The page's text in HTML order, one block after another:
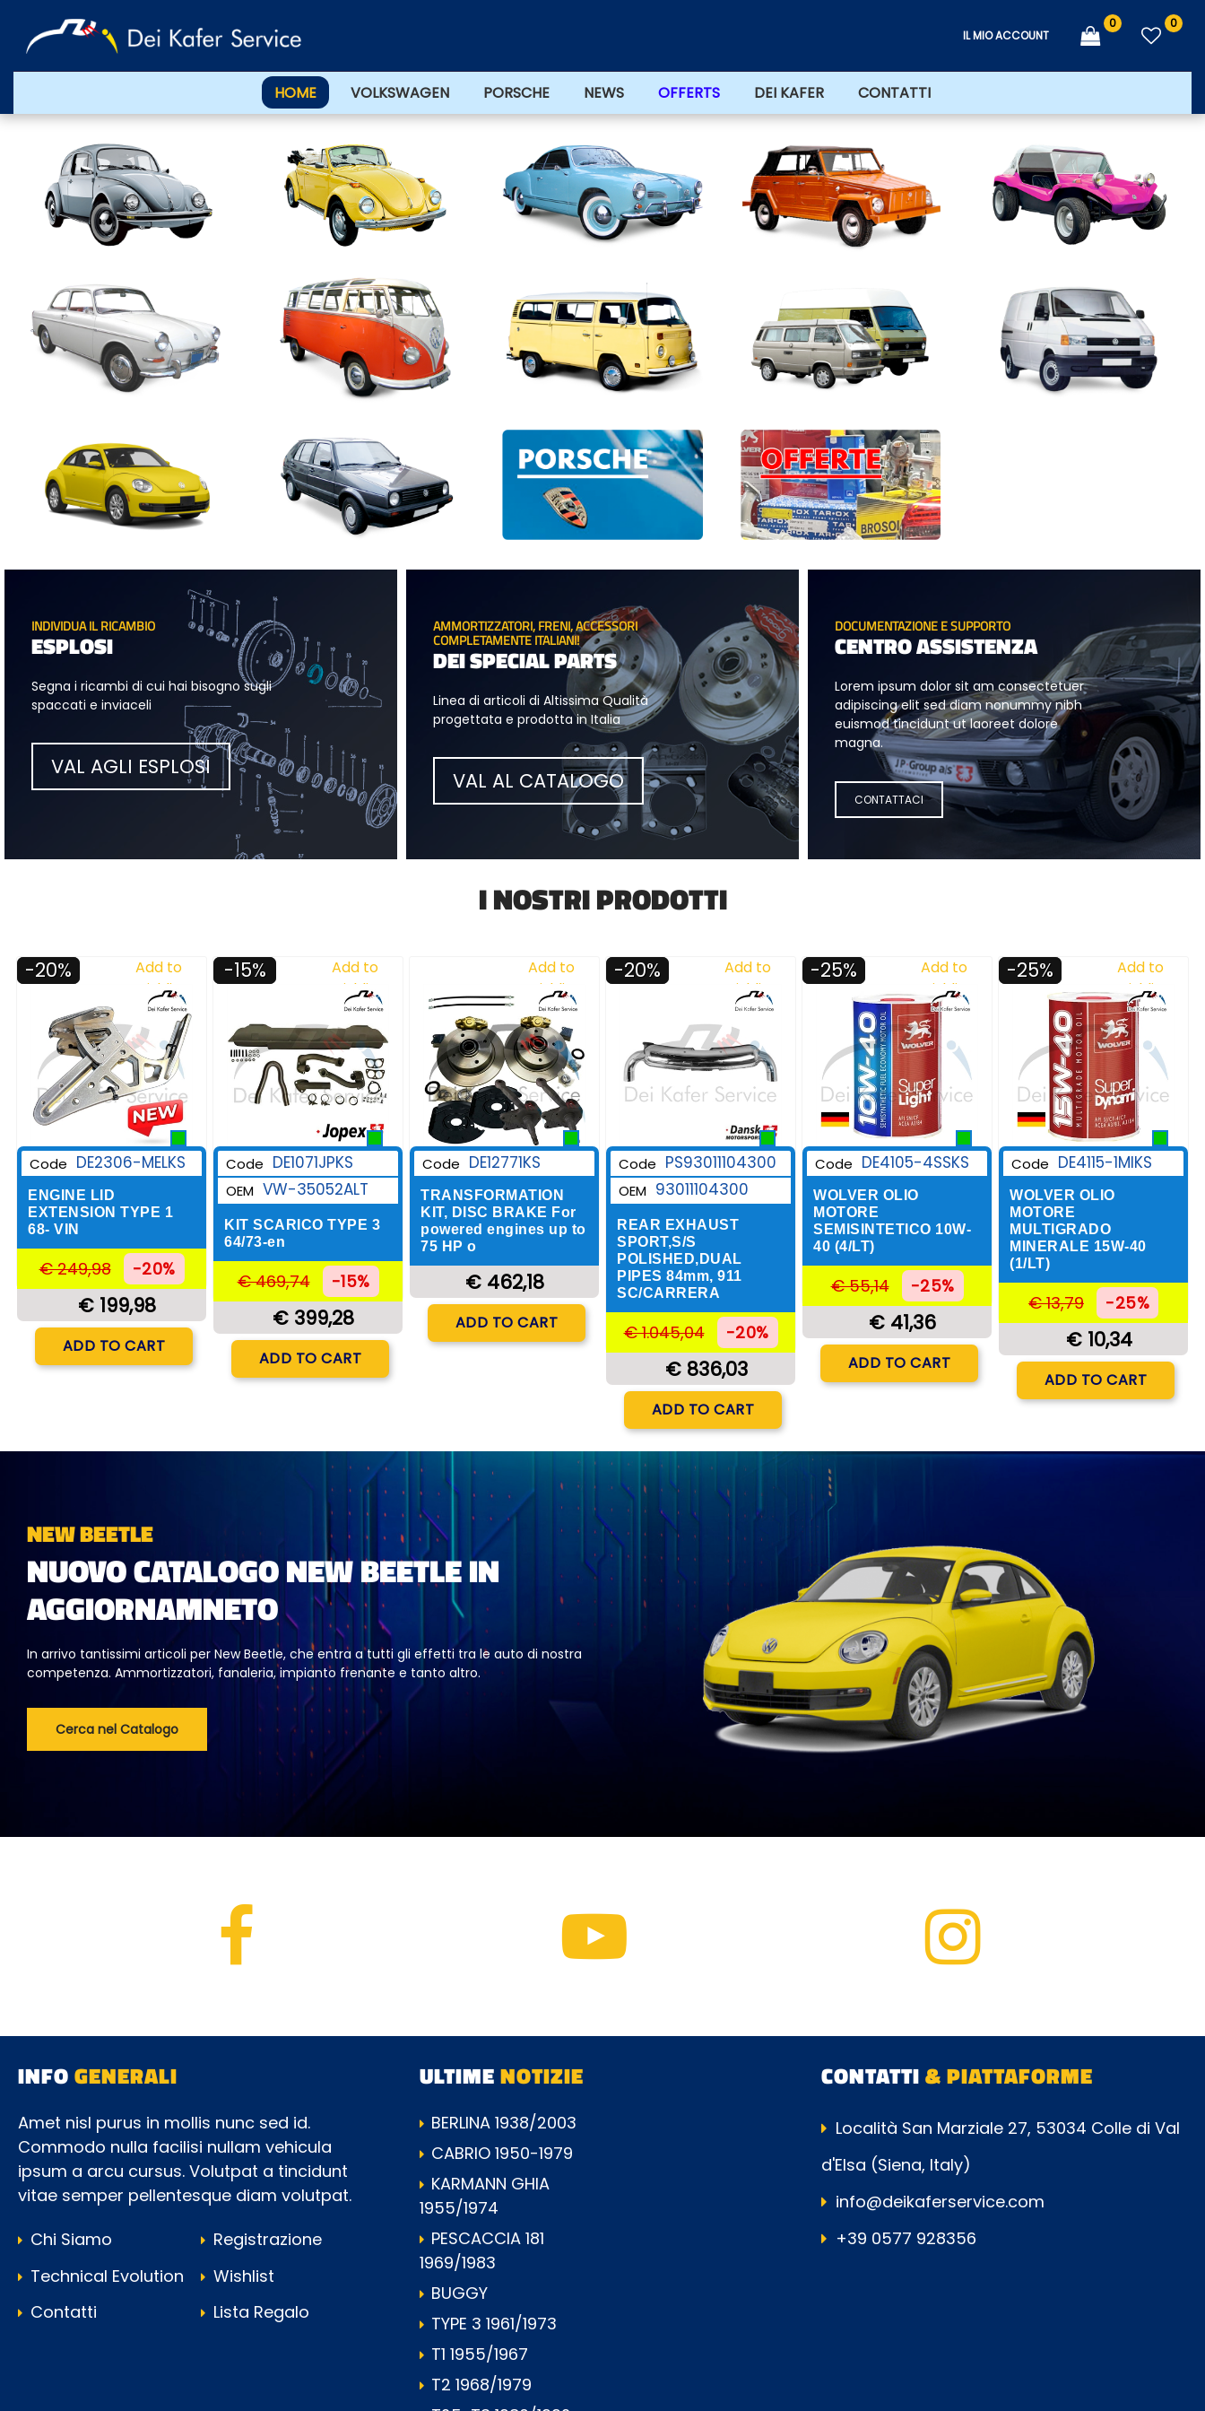
IL MIO ACCOUNT
0 0
HOME VOLKSWAGEN PORSCHE NEWS OFFERTS DEI KAFER CONTATTI
INDIVIDUA IL RICAMBIO
ESPLOSI
Segna i ricambi di cui hai bisogno sugli
spaccati e inviaceli
VAL AGLI ESPLOSI
AMMORTIZZATORI, FRENI, ACCESSORI
COMPLETAMENTE ITALIANI!
DEI SPECIAL PARTS
Linea di articoli di Altissima Qualità
progettata e prodotta in Italia
VAL AL CATALOGO
DOCUMENTAZIONE E SUPPORTO
CENTRO ASSISTENZA
Lorem ipsum dolor sit am consectetuer
adipiscing elit sed diam nonummy nibh
euismod tincidunt ut laoreet dolore
magna.
CONTATTACI
I NOSTRI PRODOTTI
-20%
Add to
Wishlist
Code DE2306-MELKS
ENGINE LID
EXTENSION TYPE 1
68- VIN
€ 249,98 -20%
€ 199,98
ADD TO CART
-15%
Add to
Wishlist
Code DE1071JPKS
OEM VW-35052ALT
KIT SCARICO TYPE 3
64/73-en
€ 469,74 -15%
€ 399,28
ADD TO CART
Add to
Wishlist
Code DE12771KS
TRANSFORMATION
KIT, DISC BRAKE For
powered engines up to
75 HP o
€ 462,18
ADD TO CART
-20%
Add to
Wishlist
Code PS93011104300
OEM 93011104300
REAR EXHAUST
SPORT,S/S
POLISHED,DUAL
PIPES 84mm, 911
SC/CARRERA
€ 1.045,04 -20%
€ 836,03
ADD TO CART
-25%
Add to
Wishlist
Code DE4105-4SSKS
WOLVER OLIO
MOTORE
SEMISINTETICO 10W-
40 (4/LT)
€ 55,14 -25%
€ 41,36
ADD TO CART
-25%
Add to
Wishlist
Code DE4115-1MIKS
WOLVER OLIO
MOTORE
MULTIGRADO
MINERALE 15W-40
(1/LT)
€ 13,79 -25%
€ 10,34
ADD TO CART
NEW BEETLE
NUOVO CATALOGO NEW BEETLE IN
AGGIORNAMNETO
In arrivo tantissimi articoli per New Beetle, che entra a tutti gli effetti tra le auto di nostra
competenza. Ammortizzatori, fanaleria, impianto frenante e tanto altro.
Cerca nel Catalogo
INFOGENERALI
Amet nisl purus in mollis nunc sed id.
Commodo nulla facilisi nullam vehicula
ipsum a arcu cursus. Volutpat a tincidunt
vitae semper pellentesque diam volutpat.
Chi Siamo
Technical Evolution
Contatti
Registrazione
Wishlist
Lista Regalo
ULTIMENOTIZIE
BERLINA 1938/2003
CABRIO 1950-1979
KARMANN GHIA
1955/1974
PESCACCIA 181
1969/1983
BUGGY
TYPE 3 1961/1973
T1 1955/1967
T2 1968/1979
CONTATTI& PIATTAFORME
Località San Marziale 27, 53034 Colle di Val
d'Elsa (Siena, Italy)
info@deikaferservice.com
+39 0577 928356